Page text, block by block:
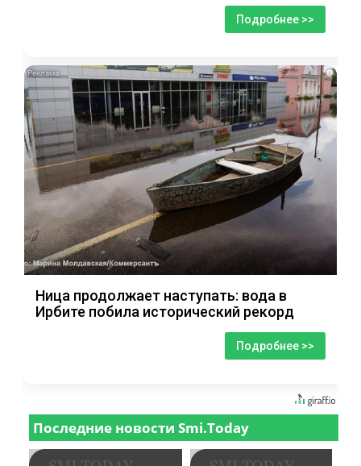
Подробнее >>
i
Ница продолжает наступать: вода в
Ирбите побила исторический рекорд
Подробнее >>